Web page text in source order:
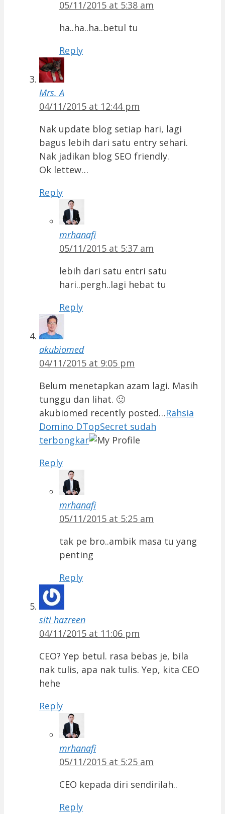
05/11/2015 at 5:38 am
ha..ha..ha..betul tu
Reply
Mrs. A
04/11/2015 at 12:44 pm
Nak update blog setiap hari, lagi
bagus lebih dari satu entry sehari.
Nak jadikan blog SEO friendly.
Ok lettew…
Reply
mrhanafi
05/11/2015 at 5:37 am
lebih dari satu entri satu
hari..pergh..lagi hebat tu
Reply
akubiomed
04/11/2015 at 9:05 pm
Belum menetapkan azam lagi. Masih
tunggu dan lihat. 🙂
akubiomed recently posted…Rahsia
Domino DTopSecret sudah
terbongkar
Reply
mrhanafi
05/11/2015 at 5:25 am
tak pe bro..ambik masa tu yang
penting
Reply
siti hazreen
04/11/2015 at 11:06 pm
CEO? Yep betul. rasa bebas je, bila
nak tulis, apa nak tulis. Yep, kita CEO
hehe
Reply
mrhanafi
05/11/2015 at 5:25 am
CEO kepada diri sendirilah..
Reply